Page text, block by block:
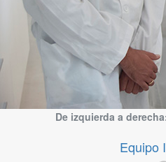
De izquierda a
Equipo